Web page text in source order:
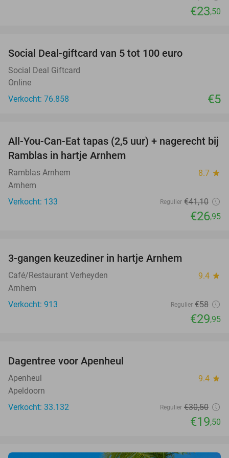
€23,50
Social Deal-giftcard van 5 tot 100 euro
Social Deal Giftcard
Online
Verkocht: 76.858
€5
34%
All-You-Can-Eat tapas (2,5 uur) + nagerecht bij
Ramblas in hartje Arnhem
Ramblas Arnhem 8.7 star
Arnhem
Verkocht: 133
Regulier €41,10
€26,95
3-gangen keuzediner in hartje Arnhem
Café/Restaurant Verheyden 9.4 star
Arnhem
Verkocht: 913
Regulier €58
€29,95
Dagentree voor Apenheul
Apenheul 9.4 star
Apeldoorn
Verkocht: 33.132
Regulier €30,50
€19,50